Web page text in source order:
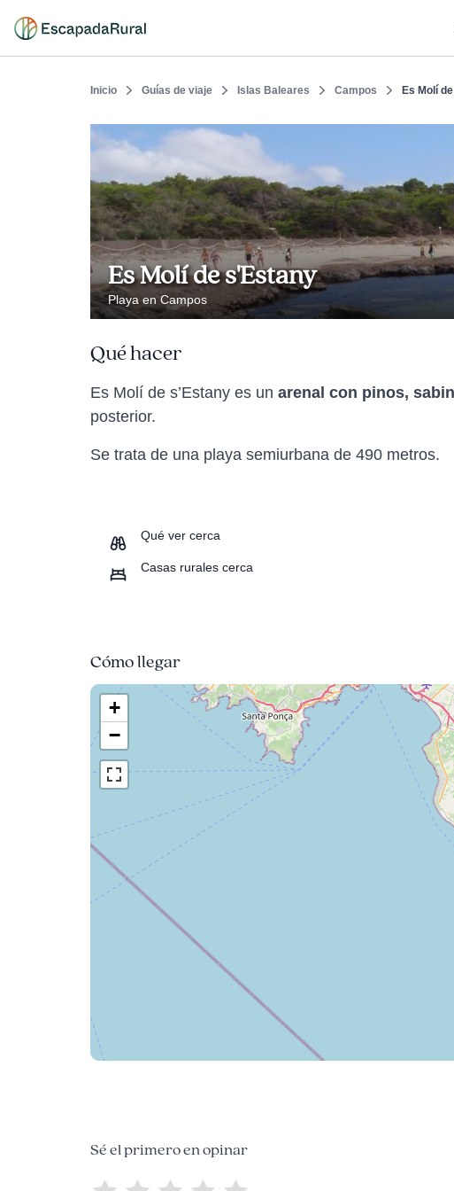
Inicio Guías de viaje Islas Baleares Campos Es Molí
Es Molí de s'Estany
Playa en Campos
Qué hacer
Es Molí de s’Estany es un arenal con pinos,
posterior.
Se trata de una playa semiurbana de 490 metros.
Qué ver cerca
Casas rurales cerca
Cómo llegar
+
−
Sé el primero en opinar